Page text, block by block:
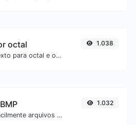
octal
Converta texto para octal e o contrário para qualquer entrada de string.
1.038
Converta facilmente arquivos de imagem ICO para BMP.
1.032